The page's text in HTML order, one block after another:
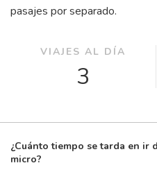
pasajes por separado.
VIAJES AL DÍA
3
¿Cuánto tiempo se tarda en ir
micro?